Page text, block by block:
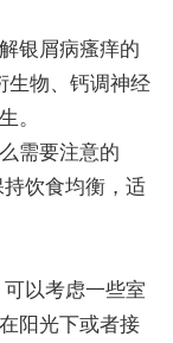
银屑病瘙痒的
生物、钙调神经
。
需要注意的
饮食均衡，适
以考虑一些室
阳光下或者接